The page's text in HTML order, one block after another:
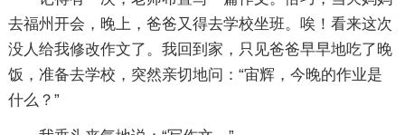
去福州开会，晚上，爸爸又得去学校坐班。唉！看来这次
没人给我修改作文了。我回到家，只见爸爸早早地吃了晚
饭，准备去学校，突然亲切地问：“宙辉，今晚的作业是
什么？”